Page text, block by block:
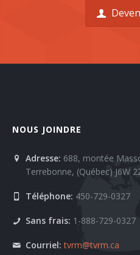
NOUS JOINDRE
Adresse: 688, montée
Terrebonne, (Québec) J6W
Téléphone: 450-729-0327
Sans frais: 1-888-729-0327
Courriel: tvrm@tvrm.ca